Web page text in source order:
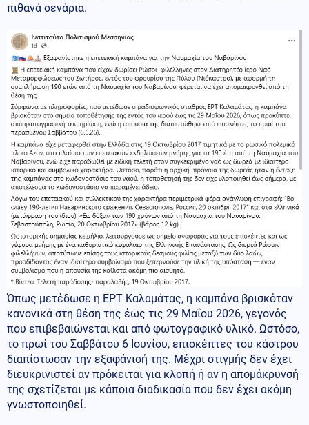
πιθανά σενάρια.
Όπως μετέδωσε η ΕΡΤ Καλαμάτας, η καμπάνα βρισκόταν
κανονικά στη θέση της έως τις 29 Μαΐου 2026, γεγονός
που επιβεβαιώνεται και από φωτογραφικό υλικό. Ωστόσο,
το πρωί του Σαββάτου 6 Ιουνίου, επισκέπτες του κάστρου
διαπίστωσαν την εξαφάνισή της. Μέχρι στιγμής δεν έχει
διευκρινιστεί αν πρόκειται για κλοπή ή αν η απομάκρυνσή
της σχετίζεται με κάποια διαδικασία που δεν έχει ακόμη
γνωστοποιηθεί.